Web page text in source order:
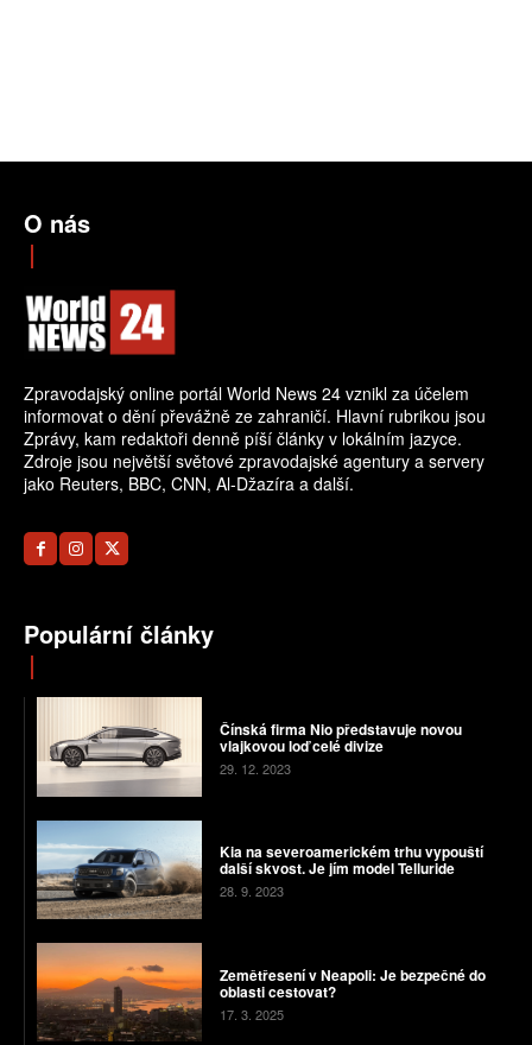
O nás
Zpravodajský online portál World News 24 vznikl za účelem
informovat o dění převážně ze zahraničí. Hlavní rubrikou jsou
Zprávy, kam redaktoři denně píší články v lokálním jazyce.
Zdroje jsou největší světové zpravodajské agentury a servery
jako Reuters, BBC, CNN, Al-Džazíra a další.
Populární články
Čínská firma Nio představuje novou
vlajkovou loď celé divize
29. 12. 2023
Kia na severoamerickém trhu vypouští
další skvost. Je jím model Telluride
28. 9. 2023
Zemětřesení v Neapoli: Je bezpečné do
oblasti cestovat?
17. 3. 2025